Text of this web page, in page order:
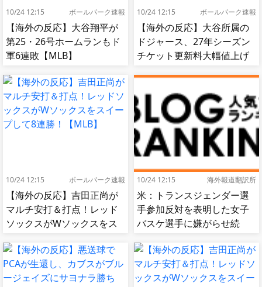
10/24 12:15 ボールパーク速報
【海外の反応】大谷翔平が
第25・26号ホームランもド
軍6連敗【MLB】
10/24 12:15 ボールパーク速報
【海外の反応】大谷所属の
ドジャース、27年シーズン
チケット更新料大幅値上げ
10/24 12:15 ボールパーク速報
【海外の反応】吉田正尚が
マルチ安打＆打点！レッド
ソックスがWソックスをス
10/24 12:15 海外報道翻訳所
米：トランスジェンダー選
手参加反対を表明した女子
バスケ選手に嫌がらせ続
肘鉄を顔面に食らう[海外の
反応]